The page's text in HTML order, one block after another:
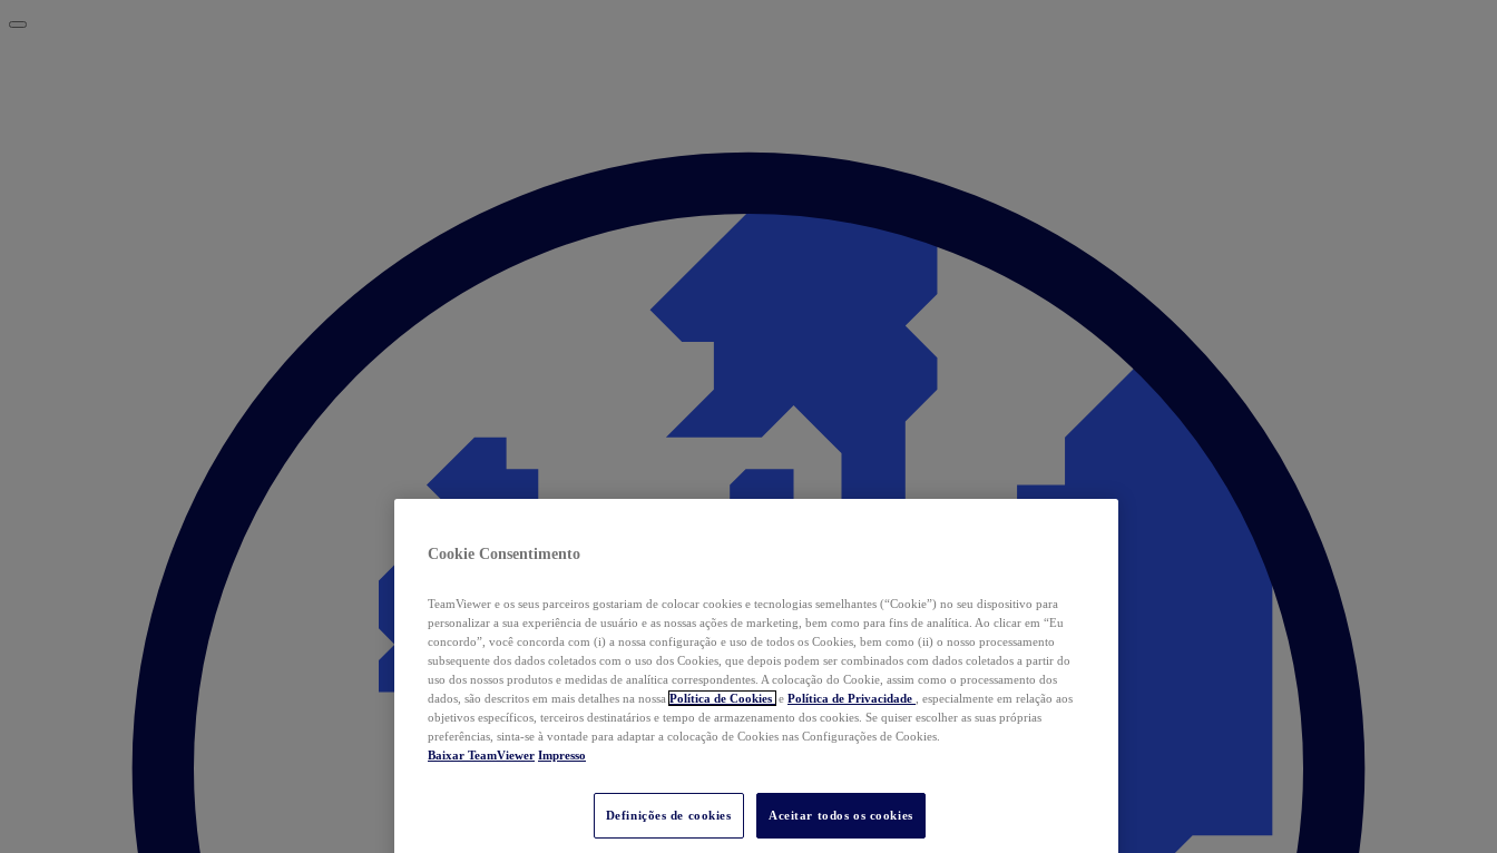
Cookie Consentimento
TeamViewer e os seus parceiros gostariam de colocar cookies e tecnologias semelhantes (“Cookie”) no seu dispositivo para
personalizar a sua experiência de usuário e as nossas ações de marketing, bem como para fins de analítica. Ao clicar em “Eu
concordo”, você concorda com (i) a nossa configuração e uso de todos os Cookies, bem como (ii) o nosso processamento
subsequente dos dados coletados com o uso dos Cookies, que depois podem ser combinados com dados coletados a partir do
uso dos nossos produtos e medidas de analítica correspondentes. A colocação do Cookie, assim como o processamento dos
dados, são descritos em mais detalhes na nossa Política de Cookies e Política de Privacidade
, especialmente em relação aos
objetivos específicos, terceiros destinatários e tempo de armazenamento dos cookies. Se quiser escolher as suas próprias
preferências, sinta-se à vontade para adaptar a colocação de Cookies nas Configurações de Cookies.
Baixar TeamViewer Impresso
Definições de cookies Aceitar todos os cookies